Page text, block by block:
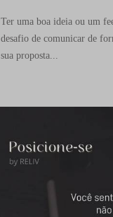
Ter uma boa ideia ou um
desafio de comunicar de
sua proposta...